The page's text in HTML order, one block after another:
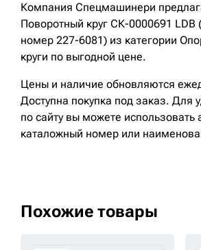
Компания Спецмашинери
Поворотный круг СК-0000691 LDB
номер 227-6081) из категории
круги по выгодной цене.
Цены и наличие обновляются
Доступна покупка под заказ. Для
по сайту вы можете использовать
каталожный номер или
Похожие товары